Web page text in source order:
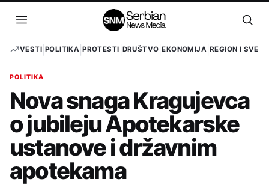
sadržaj
Otvori
meni
VESTI POLITIKA PROTESTI DRUŠTVO EKONOMIJA REGION I SVET
POLITIKA
Nova snaga Kragujevca
o jubileju Apotekarske
ustanove i državnim
apotekama